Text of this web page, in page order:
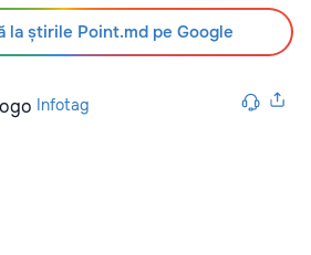
la știrile Point.md pe Google
Infotag